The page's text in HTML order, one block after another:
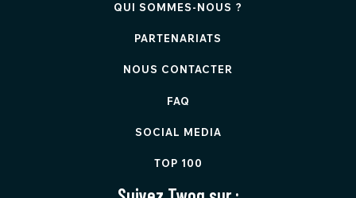
QUI SOMMES-NOUS ?
PARTENARIATS
NOUS CONTACTER
FAQ
SOCIAL MEDIA
TOP 100